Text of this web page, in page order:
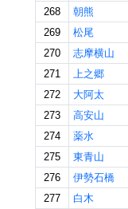
268
朝熊
269
松尾
270
志摩横山
271
上之郷
272
大阿太
273
高安山
274
薬水
275
東青山
276
伊勢石橋
277
白木